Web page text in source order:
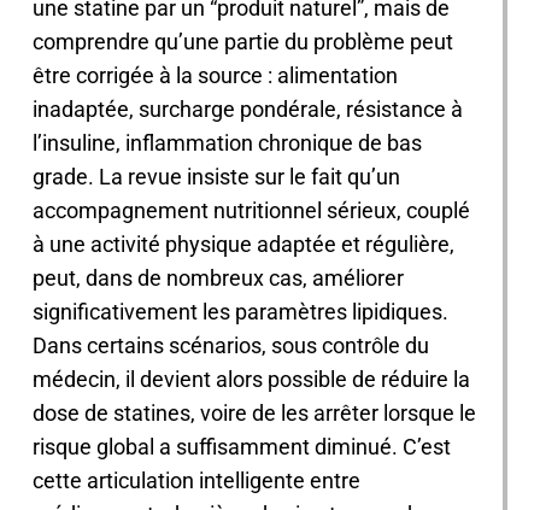
une statine par un “produit naturel”, mais de
comprendre qu’une partie du problème peut
être corrigée à la source : alimentation
inadaptée, surcharge pondérale, résistance à
l’insuline, inflammation chronique de bas
grade. La revue insiste sur le fait qu’un
accompagnement nutritionnel sérieux, couplé
à une activité physique adaptée et régulière,
peut, dans de nombreux cas, améliorer
significativement les paramètres lipidiques.
Dans certains scénarios, sous contrôle du
médecin, il devient alors possible de réduire la
dose de statines, voire de les arrêter lorsque le
risque global a suffisamment diminué. C’est
cette articulation intelligente entre